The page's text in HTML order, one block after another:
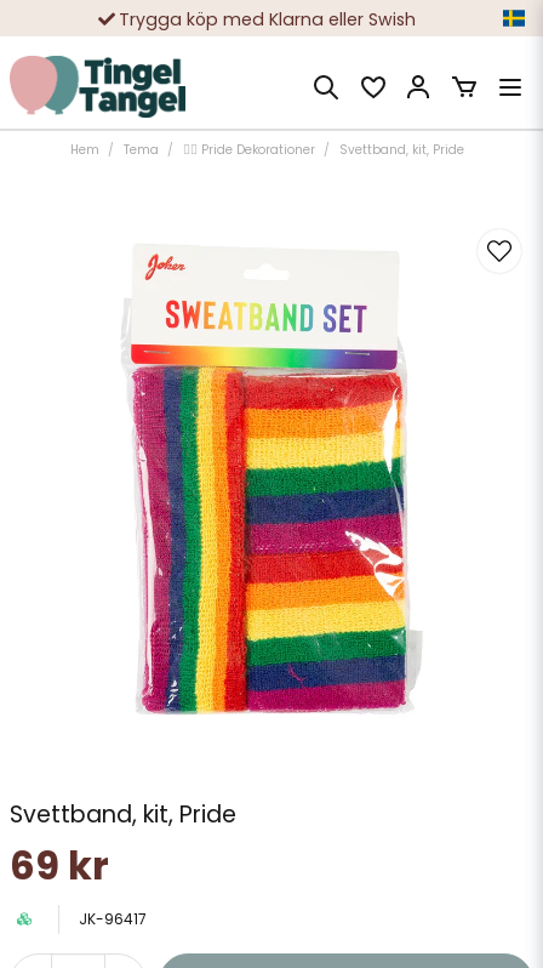
Trygga köp med Klarna eller Swish
10 000-tals nöjda kunder
Hem Tema 🏳️‍🌈 Pride Dekorationer Svettband, kit, Pride
Svettband, kit, Pride
69 kr
JK-96417